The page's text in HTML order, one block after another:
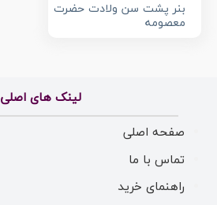
بنر پشت سن ولادت حضرت
معصومه
لینک های اصلی
صفحه اصلی
تماس با ما
راهنمای خرید